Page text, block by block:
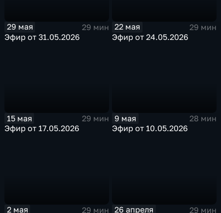
29 мая
29 мин
Эфир от 31.05.2026
22 мая
29 мин
Эфир от 24.05.2026
15 мая
29 мин
Эфир от 17.05.2026
9 мая
28 мин
Эфир от 10.05.2026
2 мая 29 мин 26 апреля 29 мин